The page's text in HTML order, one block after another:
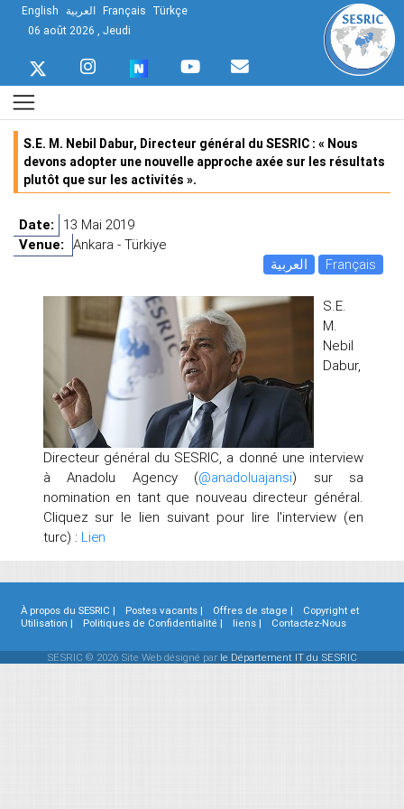
English العربية Français Türkçe
06 août 2026 , Jeudi
S.E. M. Nebil Dabur, Directeur général du SESRIC : « Nous
devons adopter une nouvelle approche axée sur les résultats
plutôt que sur les activités ».
Date: 13 Mai 2019
Venue: Ankara - Türkiye
العربية
Français
S.E.
M.
Nebil
Dabur,
Directeur général du SESRIC, a donné une interview
à Anadolu Agency (@anadoluajansi) sur sa
nomination en tant que nouveau directeur général.
Cliquez sur le lien suivant pour lire l'interview (en
turc) : Lien
À propos du SESRIC | Postes vacants | Offres de stage |
Copyright et
Utilisation |
Politiques de Confidentialité | liens | Contactez-Nous
SESRIC © 2026 Site Web désigné par le Département IT du SESRIC